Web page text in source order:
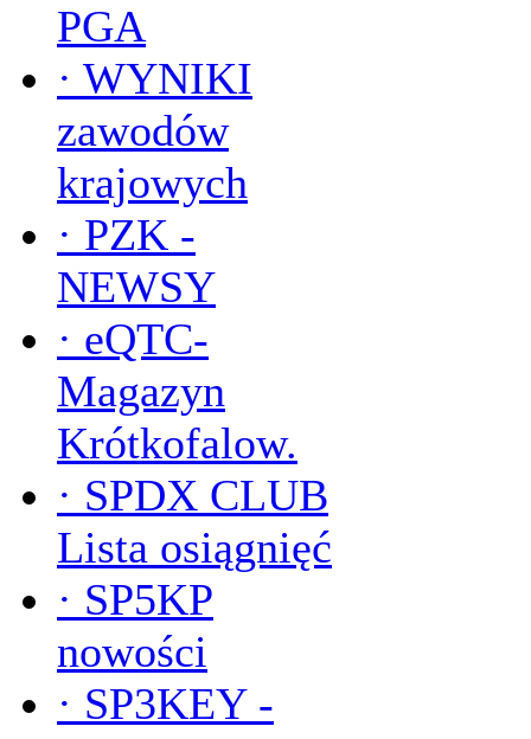
PGA
· WYNIKI
zawodów
krajowych
· PZK -
NEWSY
· eQTC-
Magazyn
Krótkofalow.
· SPDX CLUB
Lista osiągnięć
· SP5KP
nowości
· SP3KEY -